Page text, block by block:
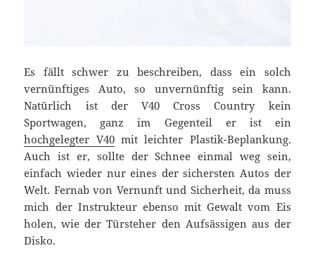
Es fällt schwer zu beschreiben, dass ein solch
vernünftiges Auto, so unvernünftig sein kann.
Natürlich ist der V40 Cross Country kein
Sportwagen, ganz im Gegenteil er ist ein
hochgelegter V40mit leichter Plastik-Beplankung.
Auch ist er, sollte der Schnee einmal weg sein,
einfach wieder nur eines der sichersten Autos der
Welt. Fernab von Vernunft und Sicherheit, da muss
mich der Instrukteur ebenso mit Gewalt vom Eis
holen, wie der Türsteher den Aufsässigen aus der
Disko.